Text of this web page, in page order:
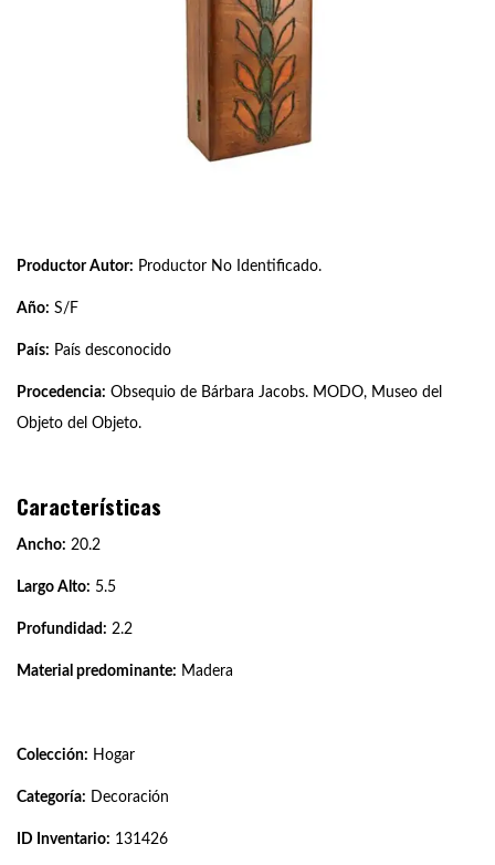
Productor Autor: Productor No Identificado.
Año: S/F
País: País desconocido
Procedencia: Obsequio de Bárbara Jacobs. MODO, Museo del
Objeto del Objeto.
Características
Ancho: 20.2
Largo Alto: 5.5
Profundidad: 2.2
Material predominante: Madera
Colección: Hogar
Categoría: Decoración
ID Inventario: 131426